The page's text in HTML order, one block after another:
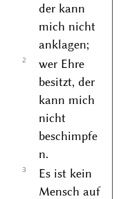
der kann
mich nicht
anklagen;
2
wer Ehre
besitzt, der
kann mich
nicht
beschimpfe
n.
3
Es ist kein
Mensch auf